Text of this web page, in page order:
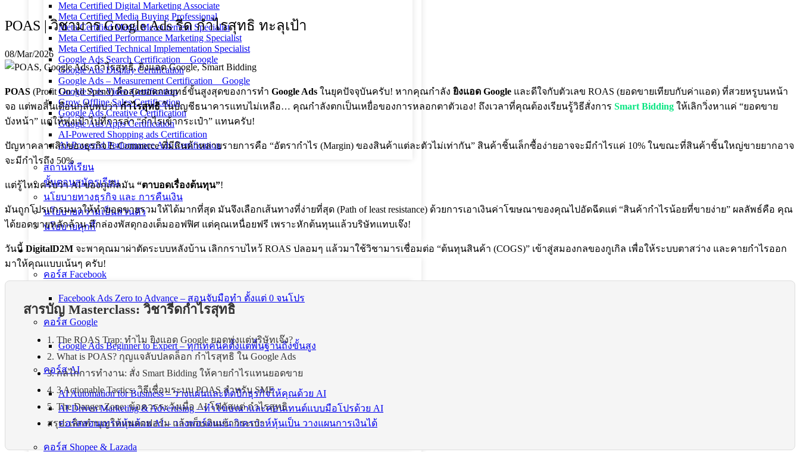
Meta Certified Digital Marketing Associate
Meta Certified Media Buying Professional
Meta Certified Media Measurement Specialist
Meta Certified Performance Marketing Specialist
Meta Certified Technical Implementation Specialist
Google Ads Search Certification _ Google
Google Ads Display Certification
Google Ads – Measurement Certification _ Google
Google Ads Video Certification
Grow Offline Sales Certification
Google Ads Creative Certification
Google Ads Apps Certification
AI-Powered Shopping ads Certification
AI-Powered Performance Ads Certification
สถานที่เรียน
ขั้นตอนสมัครเรียน
นโยบายทางธุรกิจ และ การคืนเงิน
นโยบายความเป็นส่วนตัว
นโยบายคุกกี้
คอร์สทั้งหมด
คอร์ส Facebook
Facebook Ads Zero to Advance – สอนจับมือทำ ตั้งแต่ 0 จนโปร
คอร์ส Google
Google Ads Beginner to Expert – ทุกเทคนิคตั้งแต่พื้นฐานถึงขั้นสูง
คอร์ส AI
AI Automation for Business – วางแผนและติดปีกธุรกิจให้คุณด้วย AI
AI-Driven Marketing & Advertising – ทำโฆษณาและคอนเทนต์แบบมือโปรด้วย AI
คอร์สสอนเทรดหุ้นด้วย AI – วางพอร์ตแม่น วิเคราะห์หุ้นเป็น วางแผนการเงินได้
คอร์ส Shopee & Lazada
POAS | วิชามาร Google Ads รีด กำไรสุทธิ ทะลุเป้า
08/Mar/2026
POAS (Profit On Ad Spend) คือสุดยอดกลยุทธ์ขั้นสูงสุดของการทำ Google Ads ในยุคปัจจุบันครับ! หากคุณกำลัง ยิงแอด Google และดีใจกับตัวเลข ROAS (ยอดขายเทียบกับค่าแอด) ที่สวยหรูบนหน้า
จอ แต่พอสิ้นเดือนกลับพบว่ากำไรสุทธิในบัญชีธนาคารแทบไม่เหลือ… คุณกำลังตกเป็นเหยื่อของการหลอกตาตัวเอง! ถึงเวลาที่คุณต้องเรียนรู้วิธีสั่งการ Smart Bidding ให้เลิกวิ่งหาแค่ “ยอดขาย
บังหน้า” แต่ให้พุ่งเป้าไปที่การล่า “กำไรเข้ากระเป๋า” แทนครับ!
ปัญหาคลาสสิกของธุรกิจ E-Commerce ที่มีสินค้าหลายรายการคือ “อัตรากำไร (Margin) ของสินค้าแต่ละตัวไม่เท่ากัน” สินค้าชิ้นเล็กซื้อง่ายอาจจะมีกำไรแค่ 10% ในขณะที่สินค้าชิ้นใหญ่ขายยากอาจ
จะมีกำไรถึง 50%
แต่รู้ไหมครับว่า AI ของกูเกิลมัน “ตาบอดเรื่องต้นทุน”!
มันถูกโปรแกรมมาให้ทำยอดขายรวมให้ได้มากที่สุด มันจึงเลือกเส้นทางที่ง่ายที่สุด (Path of least resistance) ด้วยการเอาเงินค่าโฆษณาของคุณไปอัดฉีดแต่ “สินค้ากำไรน้อยที่ขายง่าย” ผลลัพธ์คือ คุณ
ได้ยอดขายหลักล้าน มีกล่องพัสดุกองเต็มออฟฟิศ แต่คุณเหนื่อยฟรี เพราะหักต้นทุนแล้วบริษัทแทบเจ๊ง!
วันนี้ DigitalD2M จะพาคุณมาผ่าตัดระบบหลังบ้าน เลิกกราบไหว้ ROAS ปลอมๆ แล้วมาใช้วิชามารเชื่อมต่อ “ต้นทุนสินค้า (COGS)” เข้าสู่สมองกลของกูเกิล เพื่อให้ระบบตาสว่าง และคายกำไรออก
มาให้คุณแบบเน้นๆ ครับ!
สารบัญ Masterclass: วิชารีดกำไรสุทธิ
1. The ROAS Trap: ทำไม ยิงแอด Google ยอดพุ่งแต่บริษัทเจ๊ง?
2. What is POAS? กุญแจลับปลดล็อก กำไรสุทธิ ใน Google Ads
3. กลไกการทำงาน: สั่ง Smart Bidding ให้คายกำไรแทนยอดขาย
4. 3 Actionable Tactics: วิธีเชื่อมระบบ POAS สำหรับ SME
5. The Danger Zone: ข้อควรระวังเมื่อ AI โฟกัสแต่ กำไรสุทธิ
สรุป: เลิกทำบุญให้แพลตฟอร์ม แล้วเก็บเงินเข้ากระเป๋า